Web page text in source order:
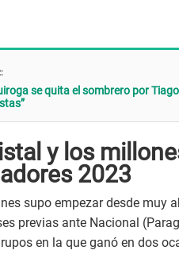
se quita el sombrero por
y los
2023
supo empezar desde muy
previas ante Nacional
en la que ganó en dos